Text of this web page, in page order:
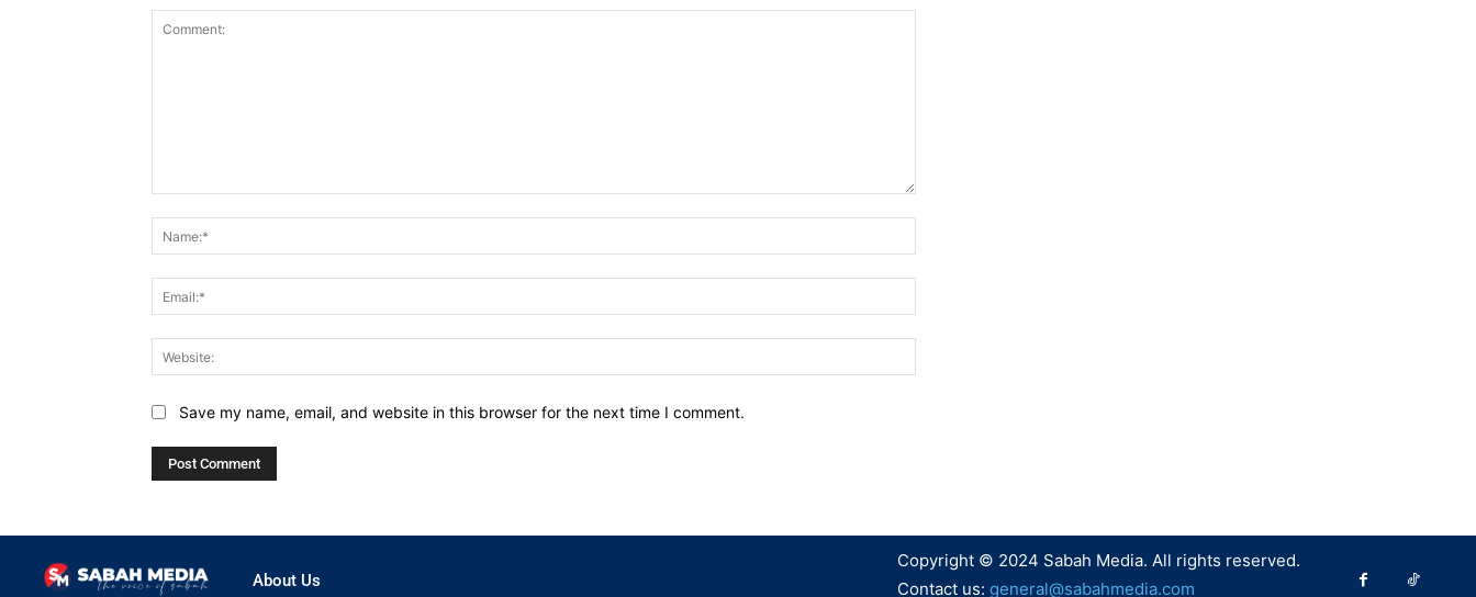
Save my name, email, and website in this browser for the next time I comment.
About Us
Copyright © 2024 Sabah Media. All rights reserved.
Contact us: general@sabahmedia.com